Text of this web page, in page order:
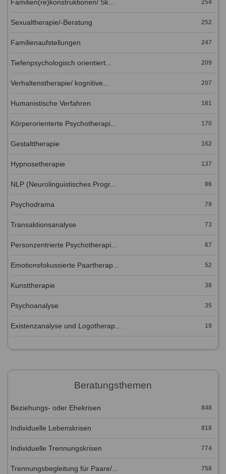
Familien(re)konstruktionen/ Sk... 254
Sexualtherapie/-Beratung 252
Familienaufstellungen 247
Tiefenpsychologisch orientiert... 209
Verhaltenstherapie/ kognitive... 207
Humanistische Verfahren 181
Körperorienterte Psychotherapi... 170
Gestalttherapie 162
Hypnosetherapie 137
NLP (Neurolinguistisches Progr... 86
Psychodrama 79
Transaktionsanalyse 73
Personzentrierte Psychotherapi... 67
Emotionsfokussierte Paartherap... 52
Kunsttherapie 38
Psychoanalyse 35
Existenzanalyse und Logotherap... 19
Beratungsthemen
Beziehungs- oder Ehekrisen 848
Individuelle Lebenskrisen 818
Individuelle Trennungskrisen 774
Trennungsbegleitung für Paare/... 758